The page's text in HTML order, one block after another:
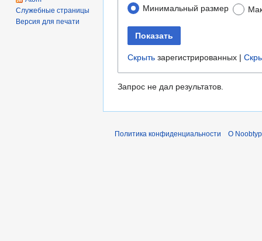
Минимальный размер
Показать
Скрыть зарегистрированных |
Запрос не дал результатов.
Служебные страницы
Версия для печати
Политика конфиденциальности О